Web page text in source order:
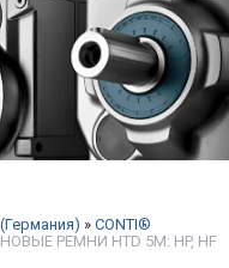
» CONTI®
РЕМНИ HTD 5M: HP, HF